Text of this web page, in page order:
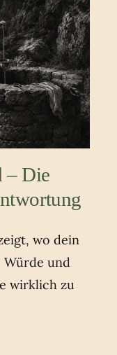
– Die
wo dein
Würde und
wirklich zu